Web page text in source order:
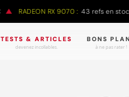
RADEON RX 9070 : 43 refs en stock
TESTS & ARTICLES
devenez incollables.
BONS
à ne pas rater !